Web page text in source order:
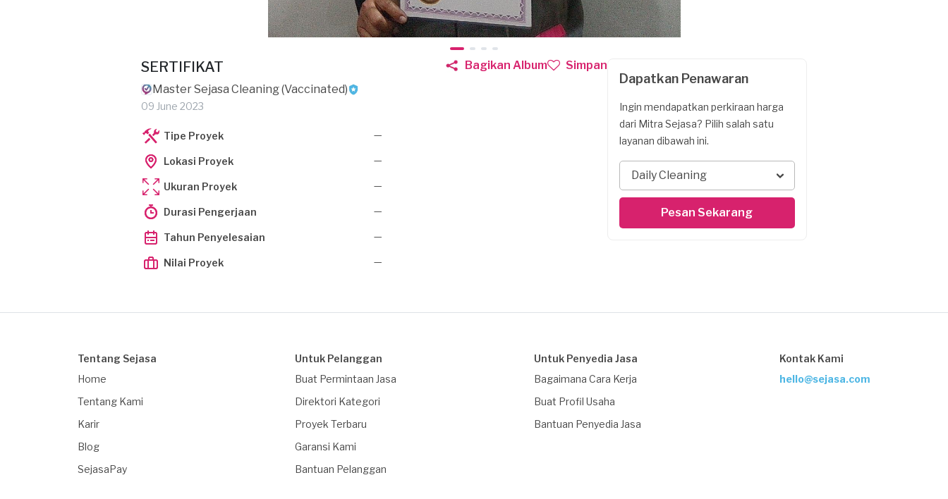
SERTIFIKAT
Master Sejasa Cleaning (Vaccinated)
09 June 2023
Bagikan Album Simpan
Tipe Proyek —
Lokasi Proyek —
Ukuran Proyek —
Durasi Pengerjaan —
Tahun Penyelesaian —
Nilai Proyek —
Dapatkan Penawaran
Ingin mendapatkan perkiraan harga
dari Mitra Sejasa? Pilih salah satu
layanan dibawah ini.
Daily Cleaning
Pesan Sekarang
Tentang Sejasa
Home
Tentang Kami
Karir
Blog
SejasaPay
Untuk Pelanggan
Buat Permintaan Jasa
Direktori Kategori
Proyek Terbaru
Garansi Kami
Bantuan Pelanggan
Untuk Penyedia Jasa
Bagaimana Cara Kerja
Buat Profil Usaha
Bantuan Penyedia Jasa
Kontak Kami
hello@sejasa.com